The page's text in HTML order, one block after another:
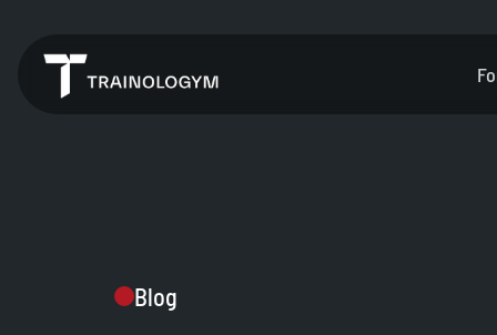
Blog